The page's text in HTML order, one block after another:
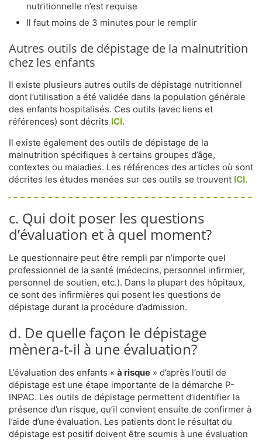
nutritionnelle n’est requise
Il faut moins de 3 minutes pour le remplir
Autres outils de dépistage de la malnutrition
chez les enfants
Il existe plusieurs autres outils de dépistage nutritionnel
dont l’utilisation a été validée dans la population générale
des enfants hospitalisés. Ces outils (avec liens et
références) sont décrits ICI.
Il existe également des outils de dépistage de la
malnutrition spécifiques à certains groupes d’âge,
contextes ou maladies. Les références des articles où sont
décrites les études menées sur ces outils se trouvent ICI.
c. Qui doit poser les questions
d’évaluation et à quel moment?
Le questionnaire peut être rempli par n’importe quel
professionnel de la santé (médecins, personnel infirmier,
personnel de soutien, etc.). Dans la plupart des hôpitaux,
ce sont des infirmières qui posent les questions de
dépistage durant la procédure d’admission.
d. De quelle façon le dépistage
mènera-t-il à une évaluation?
L’évaluation des enfants « à risque » d’après l’outil de
dépistage est une étape importante de la démarche P-
INPAC. Les outils de dépistage permettent d’identifier la
présence d’un risque, qu’il convient ensuite de confirmer à
l’aide d’une évaluation. Les patients dont le résultat du
dépistage est positif doivent être soumis à une évaluation